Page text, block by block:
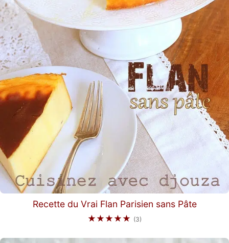
Recette du Vrai Flan Parisien sans Pâte
★★★★★ (3)